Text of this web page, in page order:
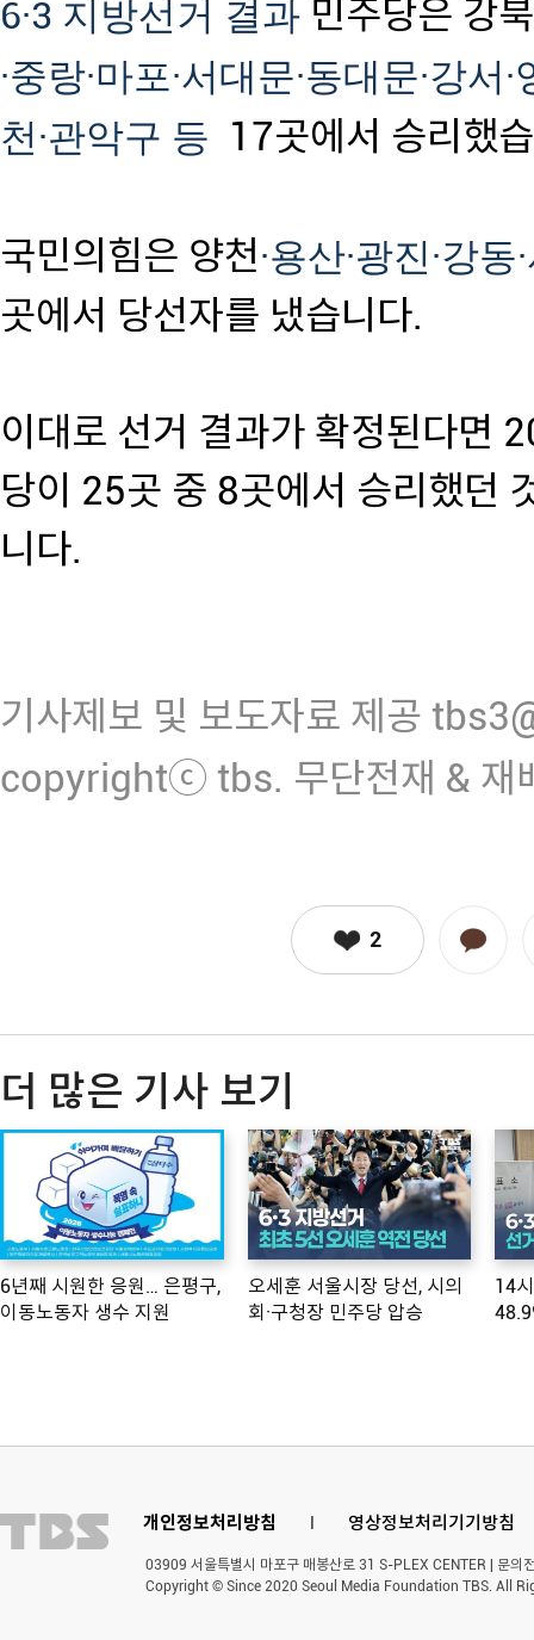
6·3 지방선거 결과 민주당은 강북
·중랑·마포·서대문·동대문·강서
천·관악구 등 17곳에서 승리했
국민의힘은 양천·용산·광진·강동
곳에서 당선자를 냈습니다.
이대로 선거 결과가 확정된다면
당이 25곳 중 8곳에서 승리했던
니다.
기사제보 및 보도자료 제공
copyrightⓒ tbs. 무단전재 & 재
2
더 많은 기사 보기
6년째 시원한 응원… 은평구,
이동노동자 생수 지원
오세훈 서울시장 당선, 시의
회·구청장 민주당 압승
14
개인정보처리방침 l 영상정보처리기기방침
03909 서울특별시 마포구 매봉산로 31 S-PLEX CENTER | 문
Copyright © Since 2020 Seoul Media Foundation TBS. All